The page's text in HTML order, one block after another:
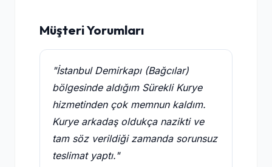
Müşteri Yorumları
"İstanbul Demirkapı (Bağcılar)
bölgesinde aldığım Sürekli Kurye
hizmetinden çok memnun kaldım.
Kurye arkadaş oldukça nazikti ve
tam söz verildiği zamanda sorunsuz
teslimat yaptı."